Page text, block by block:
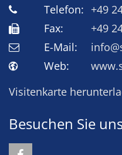
Telefon: +49
Fax:
+49
E-Mail:
Web:
Visitenkarte
Besuchen Sie